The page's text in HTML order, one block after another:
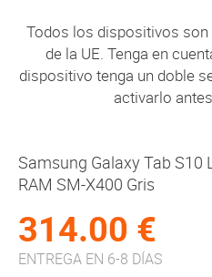
Todos los dispositivos son
de la UE. Tenga en
dispositivo tenga un doble
activarlo
Samsung Galaxy Tab S10
RAM SM-X400 Gris
314.00 €
ENTREGA EN 6-8 DÍAS